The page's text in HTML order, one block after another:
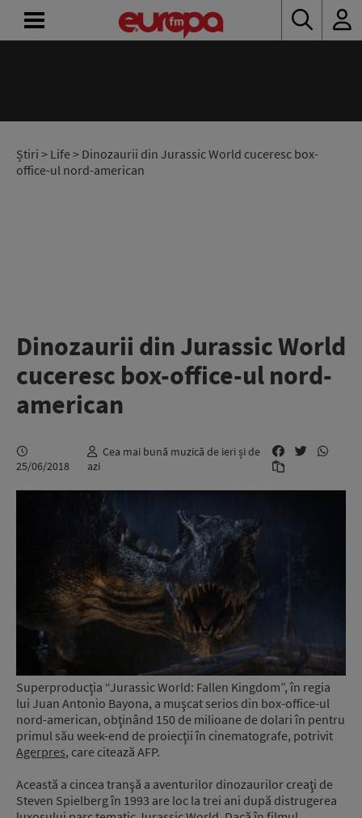
Știri > Life> Dinozaurii din Jurassic World cuceresc box-
office-ul nord-american
Dinozaurii din Jurassic World
cuceresc box-office-ul nord-
american
25/06/2018
Cea mai bună muzică de ieri și de
azi
Superproducţia “Jurassic World: Fallen Kingdom”, în regia
lui Juan Antonio Bayona, a muşcat serios din box-office-ul
nord-american, obţinând 150 de milioane de dolari în pentru
primul său week-end de proiecţii în cinematografe, potrivit
Agerpres, care citează AFP.
Această a cincea tranşă a aventurilor dinozaurilor creaţi de
Steven Spielberg în 1993 are loc la trei ani după distrugerea
RADIO